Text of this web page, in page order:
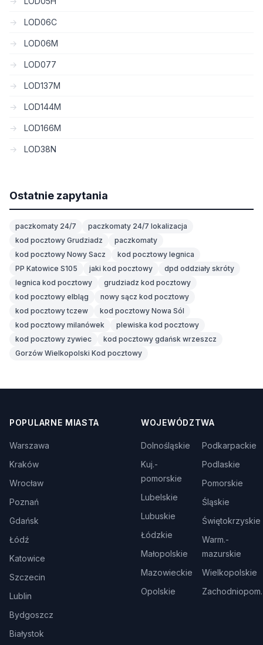
LOD06C
LOD06M
LOD077
LOD137M
LOD144M
LOD166M
LOD38N
Ostatnie zapytania
paczkomaty 24/7
paczkomaty 24/7 lokalizacja
kod pocztowy Grudziadz
paczkomaty
kod pocztowy Nowy Sacz
kod pocztowy legnica
PP Katowice S105
jaki kod pocztowy
dpd oddziały skróty
legnica kod pocztowy
grudziadz kod pocztowy
kod pocztowy elbląg
nowy sącz kod pocztowy
kod pocztowy tczew
kod pocztowy Nowa Sól
kod pocztowy milanówek
plewiska kod pocztowy
kod pocztowy zywiec
kod pocztowy gdańsk wrzeszcz
Gorzów Wielkopolski Kod pocztowy
POPULARNE MIASTA
Warszawa
Kraków
Wrocław
Poznań
Gdańsk
Łódź
Katowice
Szczecin
Lublin
Bydgoszcz
Białystok
WOJEWÓDZTWA
Dolnośląskie
Kuj.-
pomorskie
Lubelskie
Lubuskie
Łódzkie
Małopolskie
Mazowieckie
Opolskie
Podkarpackie
Podlaskie
Pomorskie
Śląskie
Świętokrzyskie
Warm.-
mazurskie
Wielkopolskie
Zachodniopom.